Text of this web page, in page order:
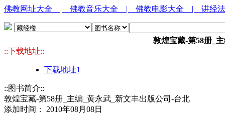
佛教网址大全 | 佛教音乐大全 | 佛教电影大全 | 讲经
敦煌宝藏-第58册_
::下载地址::
下载地址1
::图书简介::
敦煌宝藏-第58册_主编_黄永武_新文丰出版公司-台北
添加时间： 2010年08月08日